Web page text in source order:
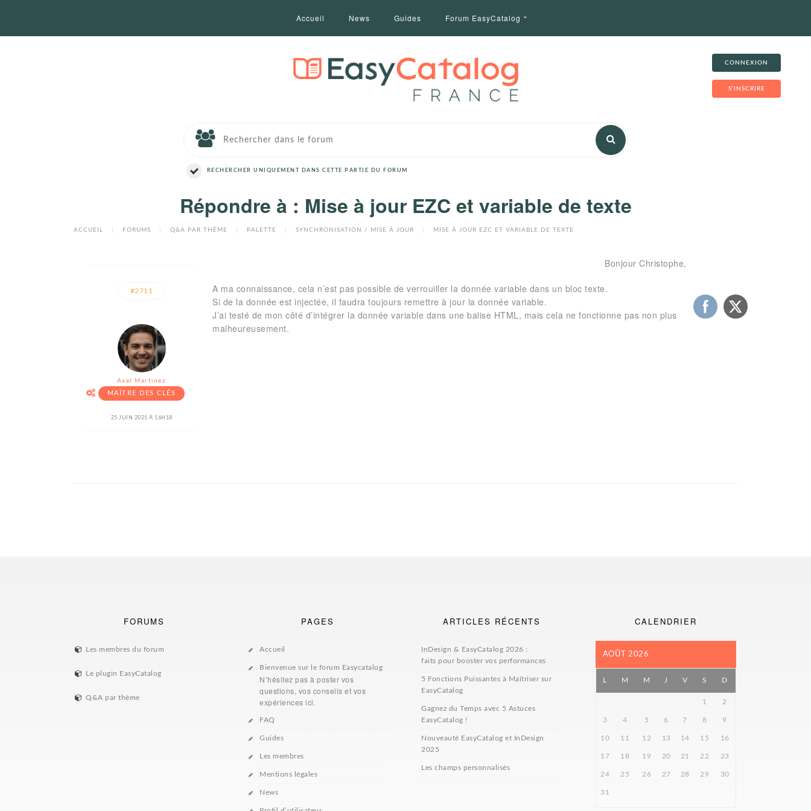
Accueil News Guides Forum EasyCatalog
CONNEXION
S'INSCRIRE
RECHERCHER UNIQUEMENT DANS CETTE PARTIE DU FORUM
Répondre à : Mise à jour EZC et variable de texte
ACCUEIL FORUMS Q&A PAR THÈME PALETTE SYNCHRONISATION / MISE À JOUR MISE À JOUR EZC ET VARIABLE DE TEXTE
#2711
Axel Martinez
MAÎTRE DES CLÉS
25 JUIN 2021 À 16H18
Bonjour Christophe,
A ma connaissance, cela n’est pas possible de verrouiller la donnée variable dans un bloc texte.
Si de la donnée est injectée, il faudra toujours remettre à jour la donnée variable.
J’ai testé de mon côté d’intégrer la donnée variable dans une balise HTML, mais cela ne fonctionne pas non plus
malheureusement.
FORUMS
Les membres du forum
Le plugin EasyCatalog
Q&A par thème
PAGES
Accueil
Bienvenue sur le forum Easycatalog
N’hésitez pas à poster vos
questions, vos conseils et vos
expériences ici.
FAQ
Guides
Les membres
Mentions légales
News
ARTICLES RÉCENTS
InDesign & EasyCatalog 2026 :
faits pour booster vos performances
5 Fonctions Puissantes à Maîtriser sur
EasyCatalog
Gagnez du Temps avec 5 Astuces
EasyCatalog !
Nouveauté EasyCatalog et InDesign
2025
Les champs personnalisés
CALENDRIER
AOÛT 2026
L M M J V S D
1 2
3 4 5 6 7 8 9
10 11 12 13 14 15 16
17 18 19 20 21 22 23
24 25 26 27 28 29 30
31